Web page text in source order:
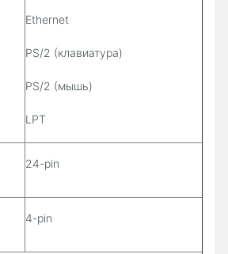
Ethernet
PS/2 (клавиатура)
PS/2 (мышь)
LPT
24-pin
4-pin